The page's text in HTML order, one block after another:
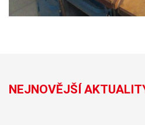
NEJNOVĚJŠÍ